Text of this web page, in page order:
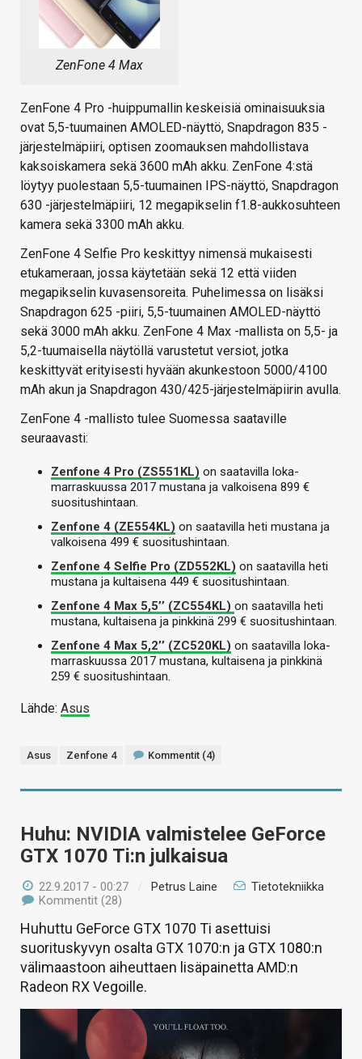
ZenFone 4 Max
ZenFone 4 Pro -huippumallin keskeisiä ominaisuuksia
ovat 5,5-tuumainen AMOLED-näyttö, Snapdragon 835 -
järjestelmäpiiri, optisen zoomauksen mahdollistava
kaksoiskamera sekä 3600 mAh akku. ZenFone 4:stä
löytyy puolestaan 5,5-tuumainen IPS-näyttö, Snapdragon
630 -järjestelmäpiiri, 12 megapikselin f1.8-aukkosuhteen
kamera sekä 3300 mAh akku.
ZenFone 4 Selfie Pro keskittyy nimensä mukaisesti
etukameraan, jossa käytetään sekä 12 että viiden
megapikselin kuvasensoreita. Puhelimessa on lisäksi
Snapdragon 625 -piiri, 5,5-tuumainen AMOLED-näyttö
sekä 3000 mAh akku. ZenFone 4 Max -mallista on 5,5- ja
5,2-tuumaisella näytöllä varustetut versiot, jotka
keskittyvät erityisesti hyvään akunkestoon 5000/4100
mAh akun ja Snapdragon 430/425-järjestelmäpiirin avulla.
ZenFone 4 -mallisto tulee Suomessa saataville
seuraavasti:
Zenfone 4 Pro (ZS551KL) on saatavilla loka-
marraskuussa 2017 mustana ja valkoisena 899 €
suositushintaan.
Zenfone 4 (ZE554KL) on saatavilla heti mustana ja
valkoisena 499 € suositushintaan.
Zenfone 4 Selfie Pro (ZD552KL) on saatavilla heti
mustana ja kultaisena 449 € suositushintaan.
Zenfone 4 Max 5,5’’ (ZC554KL) on saatavilla heti
mustana, kultaisena ja pinkkinä 299 € suositushintaan.
Zenfone 4 Max 5,2’’ (ZC520KL) on saatavilla loka-
marraskuussa 2017 mustana, kultaisena ja pinkkinä
259 € suositushintaan.
Lähde: Asus
Asus Zenfone 4 Kommentit (4)
Huhu: NVIDIA valmistelee GeForce
GTX 1070 Ti:n julkaisua
22.9.2017 - 00:27 / Petrus Laine
Tietotekniikka
Kommentit (28)
Huhuttu GeForce GTX 1070 Ti asettuisi
suorituskyvyn osalta GTX 1070:n ja GTX 1080:n
välimaastoon aiheuttaen lisäpainetta AMD:n
Radeon RX Vegoille.